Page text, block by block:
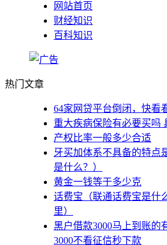
网站首页
财经知识
百科知识
热门文章
64家网贷平台倒闭，快看
重大疾病保险有必要买吗
产权比率一般多少合适
牙买加体系不具备的特点
是什么？）
黄金一钱等于多少克
话费宝（联通话费宝是什
里）
黑户借款3000马上到账的
3000不看征信秒下款